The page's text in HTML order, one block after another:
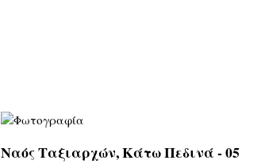
Ναός Ταξιαρχών, Κάτω Πεδινά - 05